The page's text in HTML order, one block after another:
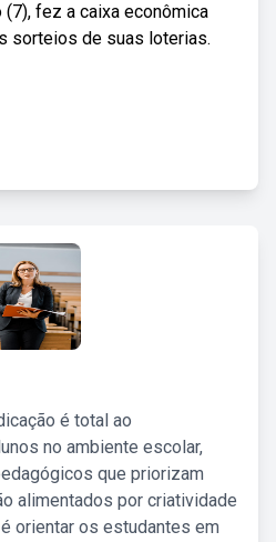
fez a caixa econômica
sorteios de suas loterias.
é total ao
no ambiente escolar,
que priorizam
alimentados por criatividade
orientar os estudantes em